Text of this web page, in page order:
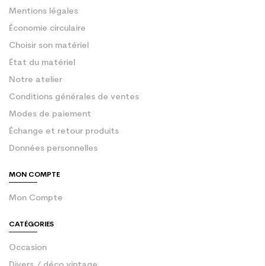
Mentions légales
Économie circulaire
Choisir son matériel
État du matériel
Notre atelier
Conditions générales de ventes
Modes de paiement
Échange et retour produits
Données personnelles
MON COMPTE
Mon Compte
CATÉGORIES
Occasion